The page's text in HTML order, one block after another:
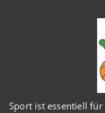
Sport ist essentiell